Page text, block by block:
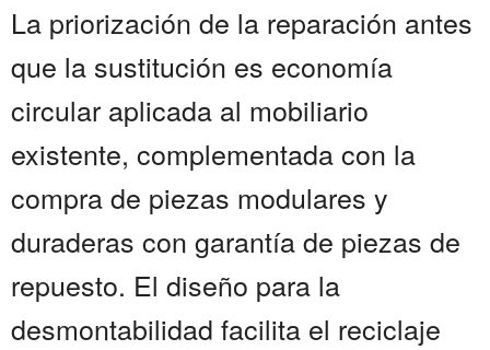
La priorización de la reparación antes
que la sustitución es economía
circular aplicada al mobiliario
existente, complementada con la
compra de piezas modulares y
duraderas con garantía de piezas de
repuesto. El diseño para la
desmontabilidad facilita el reciclaje